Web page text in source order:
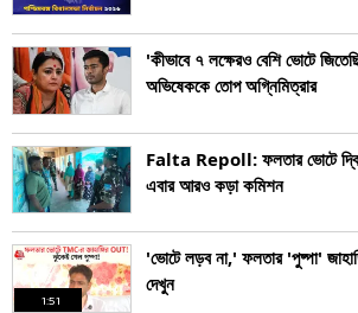
'কীভাবে ৭ লক্ষেরও বেশি ভোটে
অভিষেককে তোপ অগ্নিমিত্রার
Falta Repoll: ফলতার ভোটে
এবার আরও কড়া কমিশন
1:51
'ভোটে লড়ব না,' ফলতার 'পুষ্পা'
দেখুন